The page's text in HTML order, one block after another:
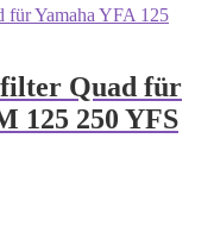
Quad für
125 250 YFS